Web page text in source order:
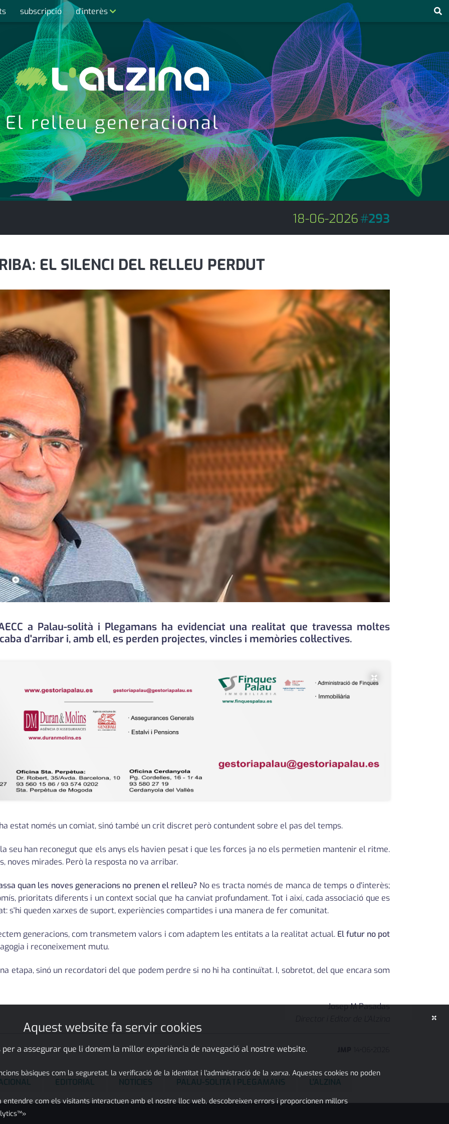
subscripció d'interès
contacte
farmàcies
telèfons
calendari
El relleu generacional
18-06-2026#293
EL SILENCI DEL RELLEU PERDUT
a Palau-solità i Plegamans ha evidenciat una realitat que travessa moltes
d'arribar i, amb ell, es perden projectes, vincles i memòries col·lectives.
×
estat només un comiat, sinó també un crit discret però contundent sobre el pas del temps.
seu han reconegut que els anys els havien pesat i que les forces ja no els permetien mantenir el ritme.
noves mirades. Però la resposta no va arribar.
quan les noves generacions no prenen el relleu? No es tracta només de manca de temps o d'interès;
prioritats diferents i un context social que ha canviat profundament. Tot i així, cada associació que es
s'hi queden xarxes de suport, experiències compartides i una manera de fer comunitat.
generacions, com transmetem valors i com adaptem les entitats a la realitat actual. El futur no pot
i reconeixement mutu.
etapa, sinó un recordatori del que podem perdre si no hi ha continuïtat. I, sobretot, del que encara som
Josep M Pasadas
EDITORIAL NOTÍCIES PALAU-SOLITÀ I PLEGAMANS L'ALZINA
×
Aquest website fa servir cookies
a assegurar que li donem la millor experiència de navegació al nostre website.
bàsiques com la seguretat, la verificació de la identitat i l'administració de la xarxa. Aquestes cookies no poden
entendre com els visitants interactuen amb el nostre lloc web, descobreixen errors i proporcionen millors